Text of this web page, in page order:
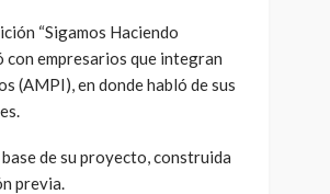
“Sigamos Haciendo
con empresarios que integran
(AMPI), en donde habló de sus
de su proyecto, construida
previa.